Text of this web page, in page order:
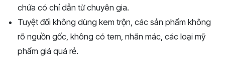
chứa có chỉ dẫn từ chuyên gia.
Tuyệt đối không dùng kem trộn, các sản phẩm không
rõ nguồn gốc, không có tem, nhãn mác, các loại mỹ
phẩm giá quá rẻ.